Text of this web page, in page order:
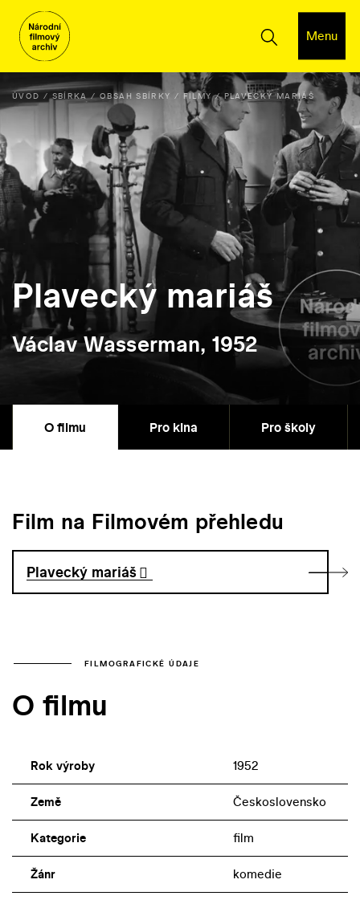
Menu
ÚVOD SBÍRKA OBSAH SBÍRKY FILMY PLAVECKÝ MARIÁŠ
Plavecký mariáš
Václav Wasserman, 1952
O filmu Pro kina Pro školy
Film na Filmovém přehledu
Plavecký mariáš
FILMOGRAFICKÉ ÚDAJE
O filmu
Rok výroby 1952
Země Československo
Kategorie film
Žánr komedie